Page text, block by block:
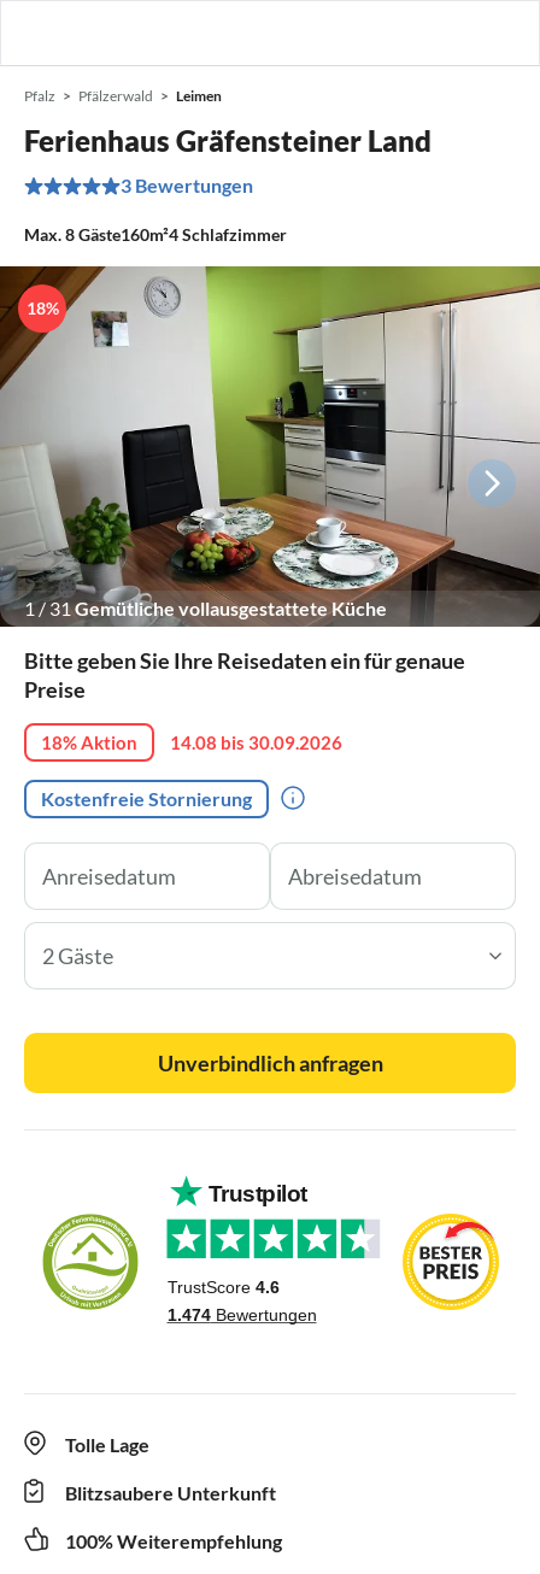
Pfalz Pfälzerwald Leimen
Ferienhaus Gräfensteiner Land
3 Bewertungen
Max.8Gäste160m²4Schlafzimmer
1 /31Gemütliche vollausgestattete Küche
18%
Bitte geben Sie Ihre Reisedaten ein für genaue
Preise
18% Aktion 14.08 bis 30.09.2026
Kostenfreie Stornierung
2 Gäste
Unverbindlich anfragen
Tolle Lage
Blitzsaubere Unterkunft
100% Weiterempfehlung